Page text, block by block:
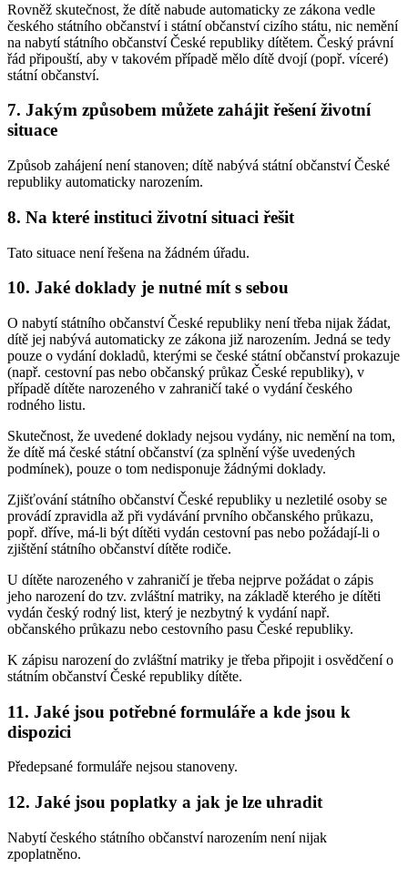
Rovněž skutečnost, že dítě nabude automaticky ze zákona vedle
českého státního občanství i státní občanství cizího státu, nic nemění
na nabytí státního občanství České republiky dítětem. Český právní
řád připouští, aby v takovém případě mělo dítě dvojí (popř. víceré)
státní občanství.
7. Jakým způsobem můžete zahájit řešení životní
situace
Způsob zahájení není stanoven; dítě nabývá státní občanství České
republiky automaticky narozením.
8. Na které instituci životní situaci řešit
Tato situace není řešena na žádném úřadu.
10. Jaké doklady je nutné mít s sebou
O nabytí státního občanství České republiky není třeba nijak žádat,
dítě jej nabývá automaticky ze zákona již narozením. Jedná se tedy
pouze o vydání dokladů, kterými se české státní občanství prokazuje
(např. cestovní pas nebo občanský průkaz České republiky), v
případě dítěte narozeného v zahraničí také o vydání českého
rodného listu.
Skutečnost, že uvedené doklady nejsou vydány, nic nemění na tom,
že dítě má české státní občanství (za splnění výše uvedených
podmínek), pouze o tom nedisponuje žádnými doklady.
Zjišťování státního občanství České republiky u nezletilé osoby se
provádí zpravidla až při vydávání prvního občanského průkazu,
popř. dříve, má-li být dítěti vydán cestovní pas nebo požádají-li o
zjištění státního občanství dítěte rodiče.
U dítěte narozeného v zahraničí je třeba nejprve požádat o zápis
jeho narození do tzv. zvláštní matriky, na základě kterého je dítěti
vydán český rodný list, který je nezbytný k vydání např.
občanského průkazu nebo cestovního pasu České republiky.
K zápisu narození do zvláštní matriky je třeba připojit i osvědčení o
státním občanství České republiky dítěte.
11. Jaké jsou potřebné formuláře a kde jsou k
dispozici
Předepsané formuláře nejsou stanoveny.
12. Jaké jsou poplatky a jak je lze uhradit
Nabytí českého státního občanství narozením není nijak
zpoplatněno.